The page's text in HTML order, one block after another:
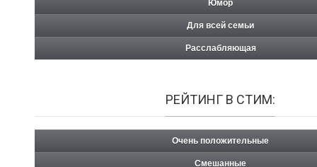
Юмор
Для всей семьи
Расслабляющая
РЕЙТИНГ В СТИМ:
Очень положительные
Смешанные